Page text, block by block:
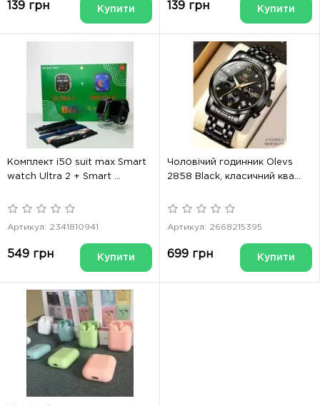
139 грн Купити 139 грн Купити
Комплект i50 suit max Smart
watch Ultra 2 + Smart ...
Артикул: 2341810941
549 грн Купити
Чоловічий годинник Olevs
2858 Black, класичний ква...
Артикул: 2668215395
699 грн Купити